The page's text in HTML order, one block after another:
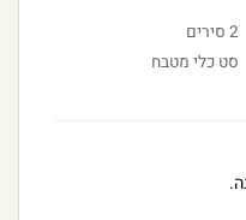
2 סירים
סט כלי מטבח